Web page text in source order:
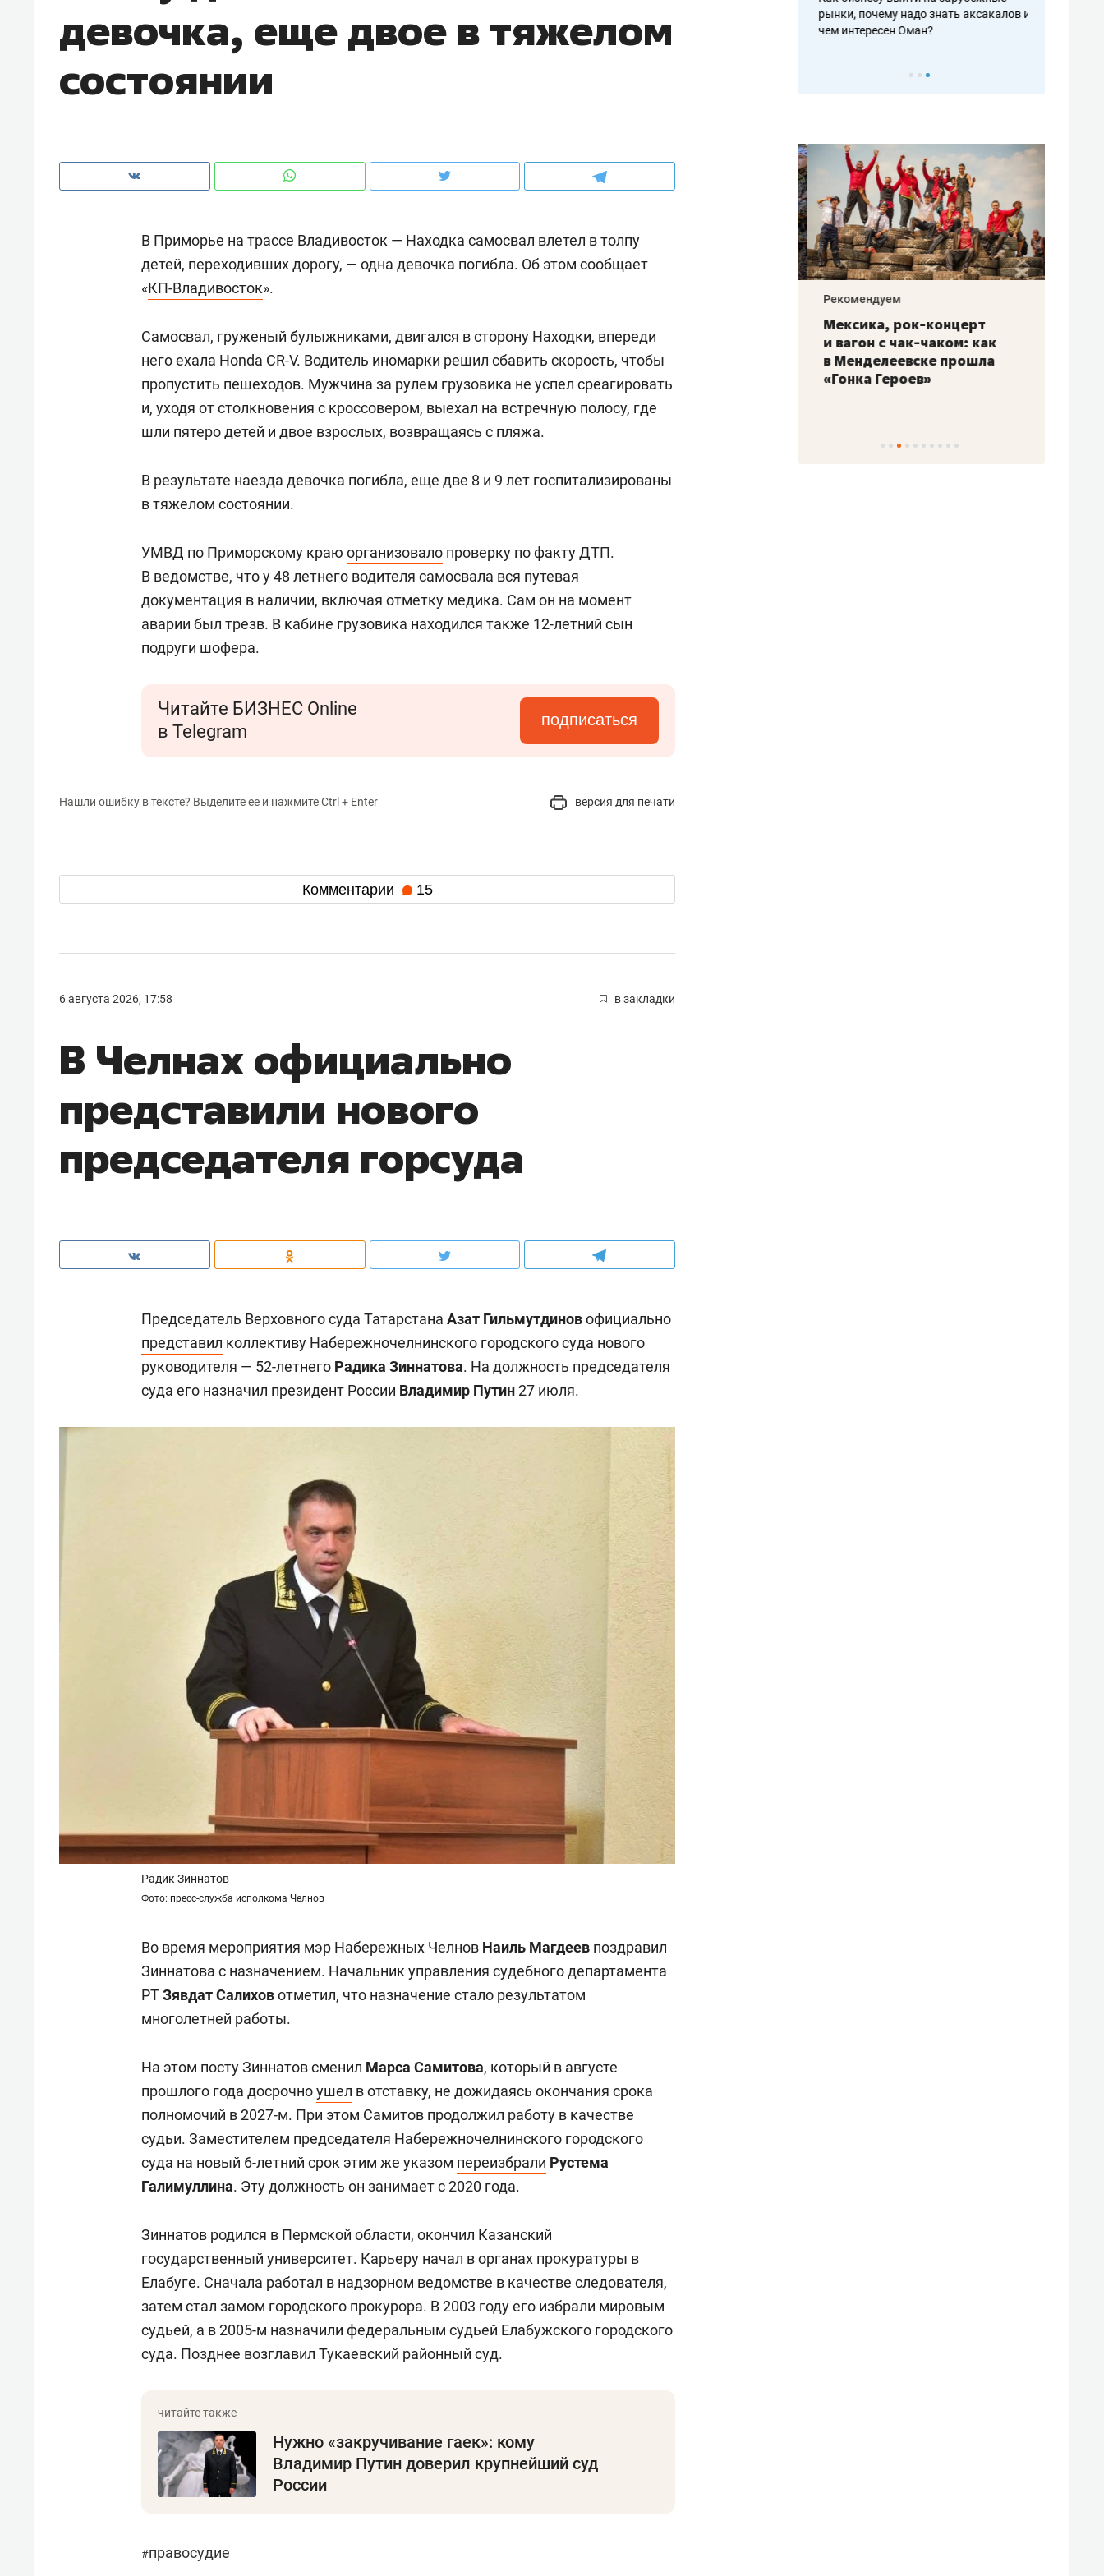
девочка, еще двое в тяжелом
состоянии
В Приморье на трассе Владивосток — Находка самосвал влетел в толпу
детей, переходивших дорогу, — одна девочка погибла. Об этом сообщает
«КП-Владивосток».
Самосвал, груженый булыжниками, двигался в сторону Находки, впереди
него ехала Honda CR-V. Водитель иномарки решил сбавить скорость, чтобы
пропустить пешеходов. Мужчина за рулем грузовика не успел среагировать
и, уходя от столкновения с кроссовером, выехал на встречную полосу, где
шли пятеро детей и двое взрослых, возвращаясь с пляжа.
В результате наезда девочка погибла, еще две 8 и 9 лет госпитализированы
в тяжелом состоянии.
УМВД по Приморскому краю организовало проверку по факту ДТП.
В ведомстве, что у 48 летнего водителя самосвала вся путевая
документация в наличии, включая отметку медика. Сам он на момент
аварии был трезв. В кабине грузовика находился также 12-летний сын
подруги шофера.
Читайте БИЗНЕС Online
в Telegram
подписаться
Нашли ошибку в тексте? Выделите ее и нажмите Ctrl + Enter версия для печати
Комментарии 15
6 августа 2026, 17:58 в закладки
В Челнах официально
представили нового
председателя горсуда
Председатель Верховного суда Татарстана Азат Гильмутдиновофициально
представил коллективу Набережночелнинского городского суда нового
руководителя — 52-летнего Радика Зиннатова. На должность председателя
суда его назначил президент России Владимир Путин27 июля.
Радик Зиннатов
Фото: пресс-служба исполкома Челнов
Во время мероприятия мэр Набережных Челнов Наиль Магдеев поздравил
Зиннатова с назначением. Начальник управления судебного департамента
РТЗявдат Салиховотметил, что назначение стало результатом
многолетней работы.
На этом посту Зиннатов сменил Марса Самитова, который в августе
прошлого года досрочноушел в отставку, не дожидаясь окончания срока
полномочий в 2027-м. При этом Самитов продолжил работу в качестве
судьи. Заместителем председателя Набережночелнинского городского
суда на новый 6-летний срок этим же указом переизбрали Рустема
Галимуллина. Эту должность он занимает с 2020 года.
Зиннатов родился в Пермской области, окончил Казанский
государственный университет. Карьеру начал в органах прокуратуры в
Елабуге. Сначала работал в надзорном ведомстве в качестве следователя,
затем стал замом городского прокурора. В 2003 году его избрали мировым
судьей, а в 2005-м назначили федеральным судьей Елабужского городского
суда. Позднее возглавил Тукаевский районный суд.
Нужно «закручивание гаек»: кому
Владимир Путин доверил крупнейший суд
России
#правосудие
чем интересен Оман?
клиентах и чудных запросах мастеров
налогах и развитии без кредитов
рынки, почему надо знать аксакалов и
чем интересен Оман?
Рекомендуем
создают оазис жилого
комфорта под Казанью
ID вместо ключа: какой будет
безопасность в ЖК «Нова»
природе, работа
с ментальным и физическим
состоянием как основа
антихрупких команд
Рекомендуем
Мексика, рок-концерт
и вагон с чак-чаком: как
в Менделеевске прошла
«Гонка Героев»